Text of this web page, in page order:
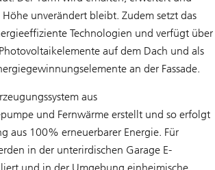
unverändert bleibt. Zudem setzt das
Technologien und verfügt über
auf dem Dach und als
an der Fassade.
aus
und Fernwärme erstellt und so erfolgt
aus 100% erneuerbarer Energie. Für
in der unterirdischen Garage E-